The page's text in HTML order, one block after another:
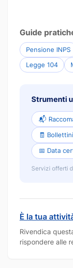
Guide
Pensione INPS
Legge 104
Strumenti
📬
🧾
📅 Data
Servizi offerti
È la tua
Rivendica
rispondere alle